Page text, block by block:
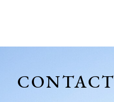
CONTACT